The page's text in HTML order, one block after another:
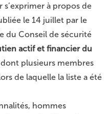
à propos de
le 14 juillet par le
du Conseil de sécurité
actif et financier du
dont plusieurs membres
de laquelle la liste a été
hommes